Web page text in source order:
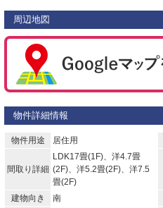
周辺地図
物件詳細情報
物件用途 居住用
間取り詳細
LDK17畳(1F)、洋4.7畳
(2F)、洋5.2畳(2F)、洋7.5
畳(2F)
建物向き 南